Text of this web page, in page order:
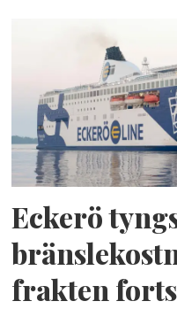
Eckerö
frakten